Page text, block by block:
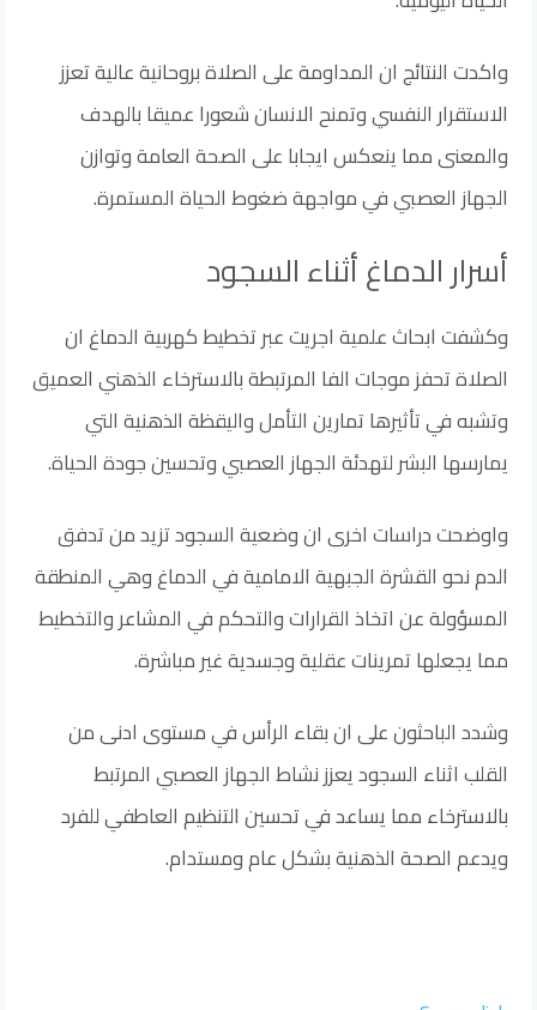
واكدت النتائج ان المداومة على الصلاة بروحانية عالية تعزز
الاستقرار النفسي وتمنح الانسان شعورا عميقا بالهدف
والمعنى مما ينعكس ايجابا على الصحة العامة وتوازن
الجهاز العصبي في مواجهة ضغوط الحياة المستمرة.
أسرار الدماغ أثناء السجود
وكشفت ابحاث علمية اجريت عبر تخطيط كهربية الدماغ ان
الصلاة تحفز موجات الفا المرتبطة بالاسترخاء الذهني العميق
وتشبه في تأثيرها تمارين التأمل واليقظة الذهنية التي
يمارسها البشر لتهدئة الجهاز العصبي وتحسين جودة الحياة.
واوضحت دراسات اخرى ان وضعية السجود تزيد من تدفق
الدم نحو القشرة الجبهية الامامية في الدماغ وهي المنطقة
المسؤولة عن اتخاذ القرارات والتحكم في المشاعر والتخطيط
مما يجعلها تمرينات عقلية وجسدية غير مباشرة.
وشدد الباحثون على ان بقاء الرأس في مستوى ادنى من
القلب اثناء السجود يعزز نشاط الجهاز العصبي المرتبط
بالاسترخاء مما يساعد في تحسين التنظيم العاطفي للفرد
ويدعم الصحة الذهنية بشكل عام ومستدام.